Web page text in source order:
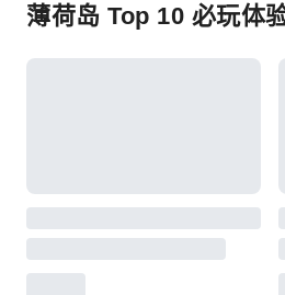
薄荷岛 Top 10 必玩体